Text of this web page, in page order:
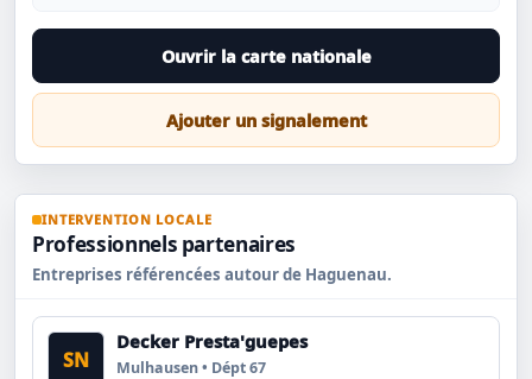
Ouvrir la carte nationale
Ajouter un signalement
INTERVENTION LOCALE
Professionnels partenaires
Entreprises référencées autour de Haguenau.
SN
Decker Presta'guepes
Mulhausen • Dépt 67